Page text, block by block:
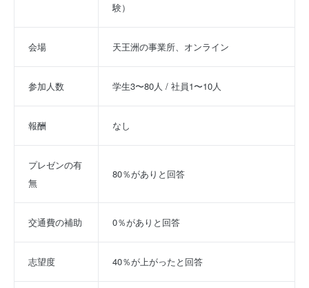
験）
会場 天王洲の事業所、オンライン
参加人数 学生3〜80人 / 社員1〜10人
報酬 なし
プレゼンの有
無
80％がありと回答
交通費の補助 0％がありと回答
志望度 40％が上がったと回答